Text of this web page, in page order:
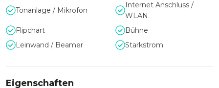
Tonanlage / Mikrofon
Internet Anschluss /
WLAN
Flipchart
Bühne
Leinwand / Beamer
Starkstrom
Eigenschaften